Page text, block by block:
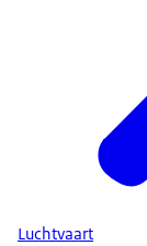
Luchtvaart